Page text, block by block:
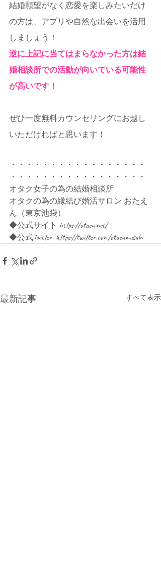
結婚願望がなく恋愛を楽しみたいだけ
の方は、アプリや自然な出会いを活用
しましょう！
逆に上記に当てはまらなかった方は結
婚相談所での活動が向いている可能性
が高いです！
ぜひ一度無料カウンセリングにお越し
いただければと思います！
・・・・・・・・・・・・・・・・・
・・・・・・・・・・・・・・・・・
オタク女子の為の結婚相談所
オタクの為の縁結び婚活サロン おたえ
ん（東京池袋）
◆公式サイト https://otaen.net/
◆公式Twitter  https://twitter.com/otaenmusubi
最新記事 すべて表示